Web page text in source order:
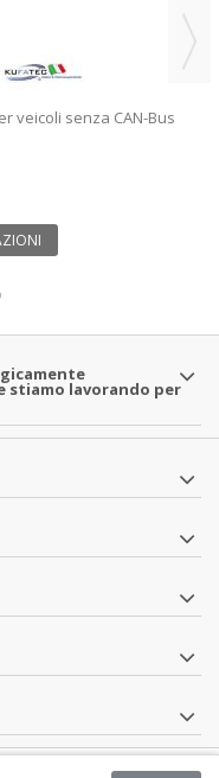
veicoli senza CAN-Bus
stiamo lavorando per